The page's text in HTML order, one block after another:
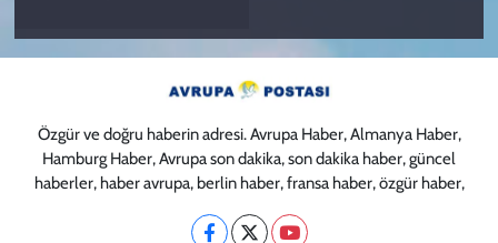
Özgür ve doğru haberin adresi. Avrupa Haber, Almanya Haber,
Hamburg Haber, Avrupa son dakika, son dakika haber, güncel
haberler, haber avrupa, berlin haber, fransa haber, özgür haber,